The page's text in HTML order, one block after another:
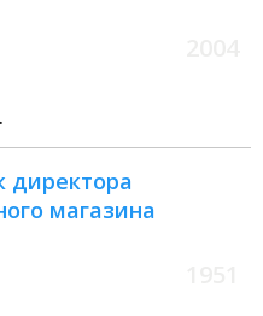
директора
магазина